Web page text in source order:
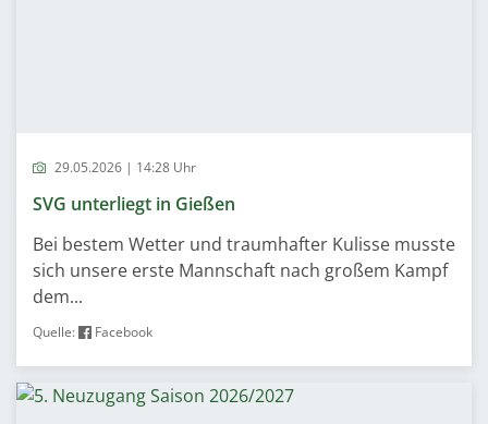
29.05.2026 | 14:28 Uhr
SVG unterliegt in Gießen
Bei bestem Wetter und traumhafter Kulisse musste
sich unsere erste Mannschaft nach großem Kampf
dem...
Quelle: Facebook